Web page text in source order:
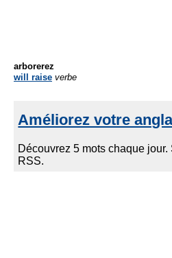
arborerez
will raise verbe